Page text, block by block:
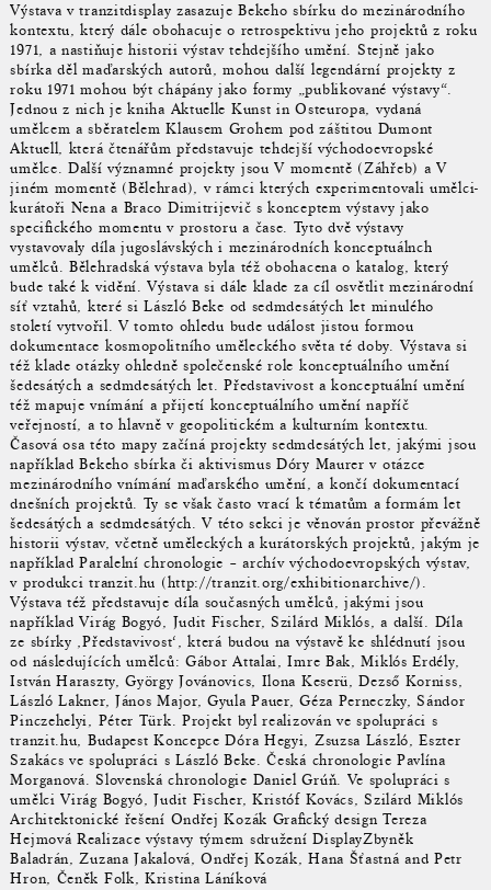
Výstava v tranzitdisplay zasazuje Bekeho sbírku do mezinárodního
kontextu, který dále obohacuje o retrospektivu jeho projektů z roku
1971, a nastiňuje historii výstav tehdejšího umění. Stejně jako
sbírka děl maďarských autorů, mohou další legendární projekty z
roku 1971 mohou být chápány jako formy „publikované výstavy“.
Jednou z nich je kniha Aktuelle Kunst in Osteuropa, vydaná
umělcem a sběratelem Klausem Grohem pod záštitou Dumont
Aktuell, která čtenářům představuje tehdejší východoevropské
umělce. Další významné projekty jsou V momentě (Záhřeb) a V
jiném momentě (Bělehrad), v rámci kterých experimentovali umělci-
kurátoři Nena a Braco Dimitrijevič s konceptem výstavy jako
specifického momentu v prostoru a čase. Tyto dvě výstavy
vystavovaly díla jugoslávských i mezinárodních konceptuálnch
umělců. Bělehradská výstava byla též obohacena o katalog, který
bude také k vidění. Výstava si dále klade za cíl osvětlit mezinárodní
síť vztahů, které si László Beke od sedmdesátých let minulého
století vytvořil. V tomto ohledu bude událost jistou formou
dokumentace kosmopolitního uměleckého světa té doby. Výstava si
též klade otázky ohledně společenské role konceptuálního umění
šedesátých a sedmdesátých let. Představivost a konceptuální umění
též mapuje vnímání a přijetí konceptuálního umění napříč
veřejností, a to hlavně v geopolitickém a kulturním kontextu.
Časová osa této mapy začíná projekty sedmdesátých let, jakými jsou
například Bekeho sbírka či aktivismus Dóry Maurer v otázce
mezinárodního vnímání maďarského umění, a končí dokumentací
dnešních projektů. Ty se však často vrací k tématům a formám let
šedesátých a sedmdesátých. V této sekci je věnován prostor převážně
historii výstav, včetně uměleckých a kurátorských projektů, jakým je
například Paralelní chronologie – archív východoevropských výstav,
v produkci tranzit.hu (http://tranzit.org/exhibitionarchive/).
Výstava též představuje díla současných umělců, jakými jsou
například Virág Bogyó, Judit Fischer, Szilárd Miklós, a další. Díla
ze sbírky ‚Představivost‘, která budou na výstavě ke shlédnutí jsou
od následujících umělců: Gábor Attalai, Imre Bak, Miklós Erdély,
István Haraszty, György Jovánovics, Ilona Keserü, Dezső Korniss,
László Lakner, János Major, Gyula Pauer, Géza Perneczky, Sándor
Pinczehelyi, Péter Türk. Projekt byl realizován ve spolupráci s
tranzit.hu, Budapest Koncepce Dóra Hegyi, Zsuzsa László, Eszter
Szakács ve spolupráci s László Beke. Česká chronologie Pavlína
Morganová. Slovenská chronologie Daniel Grúň. Ve spolupráci s
umělci Virág Bogyó, Judit Fischer, Kristóf Kovács, Szilárd Miklós
Architektonické řešení Ondřej Kozák Grafický design Tereza
Hejmová Realizace výstavy týmem sdružení DisplayZbyněk
Baladrán, Zuzana Jakalová, Ondřej Kozák, Hana Šťastná and Petr
Hron, Čeněk Folk, Kristina Láníková